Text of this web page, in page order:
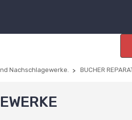
Nachschlagewerke. BUCHER